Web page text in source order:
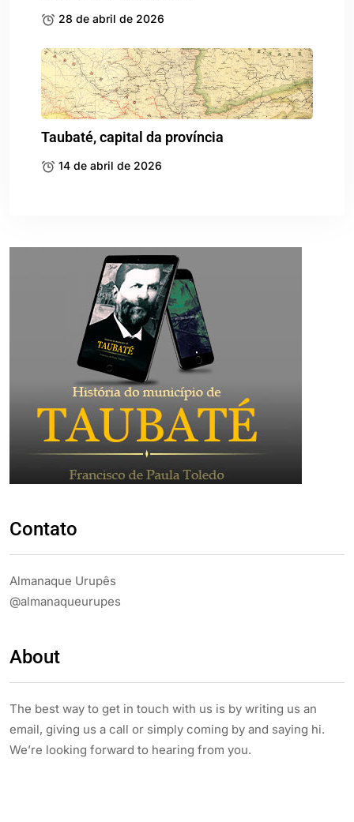
28 de abril de 2026
Taubaté, capital da província
14 de abril de 2026
Contato
Almanaque Urupês
@almanaqueurupes
About
The best way to get in touch with us is by writing us an
email, giving us a call or simply coming by and saying hi.
We’re looking forward to hearing from you.